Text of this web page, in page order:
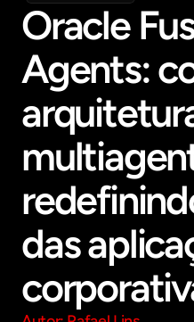
Get
Oracle
Agents:
das